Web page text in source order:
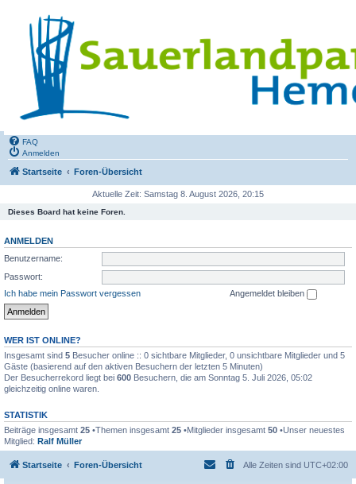
FAQ
Anmelden
Startseite Foren-Übersicht
Aktuelle Zeit: Samstag 8. August 2026, 20:15
Dieses Board hat keine Foren.
ANMELDEN
Benutzername:
Passwort:
Ich habe mein Passwort vergessen
Angemeldet bleiben
WER IST ONLINE?
Insgesamt sind 5 Besucher online :: 0 sichtbare Mitglieder, 0 unsichtbare Mitglieder und 5
Gäste (basierend auf den aktiven Besuchern der letzten 5 Minuten)
Der Besucherrekord liegt bei 600 Besuchern, die am Sonntag 5. Juli 2026, 05:02
gleichzeitig online waren.
STATISTIK
Beiträge insgesamt 25 •Themen insgesamt 25 •Mitglieder insgesamt 50 •Unser neuestes
Mitglied: Ralf Müller
Startseite Foren-Übersicht Alle Zeiten sind UTC+02:00